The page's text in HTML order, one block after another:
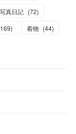
写真日記 (72)
169) 着物 (44)